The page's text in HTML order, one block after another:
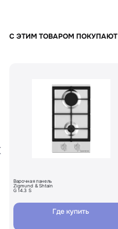
С ЭТИМ ТОВАРОМ ПОКУПАЮТ
Варочная панель
Zigmund & Shtain
G 14.3 S
Где купить